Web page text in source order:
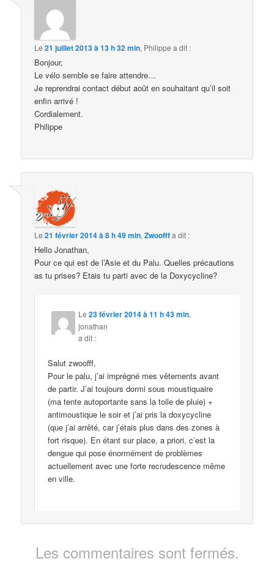
Le21 juillet 2013 à 13 h 32 min, Philippe a dit :
Bonjour,
Le vélo semble se faire attendre…
Je reprendrai contact début août en souhaitant qu’il soit
enfin arrivé !
Cordialement.
Philippe
Le21 février 2014 à 8 h 49 min,Zwoofffa dit :
Hello Jonathan,
Pour ce qui est de l’Asie et du Palu. Quelles précautions
as tu prises? Etais tu parti avec de la Doxycycline?
Le23 février 2014 à 11 h 43 min,
jonathan
a dit :
Salut zwoofff,
Pour le palu, j’ai imprégné mes vêtements avant
de partir. J’ai toujours dormi sous moustiquaire
(ma tente autoportante sans la toile de pluie) +
antimoustique le soir et j’ai pris la doxycycline
(que j’ai arrêté, car j’étais plus dans des zones à
fort risque). En étant sur place, a priori, c’est la
dengue qui pose énormément de problèmes
actuellement avec une forte recrudescence même
en ville.
Les commentaires sont fermés.